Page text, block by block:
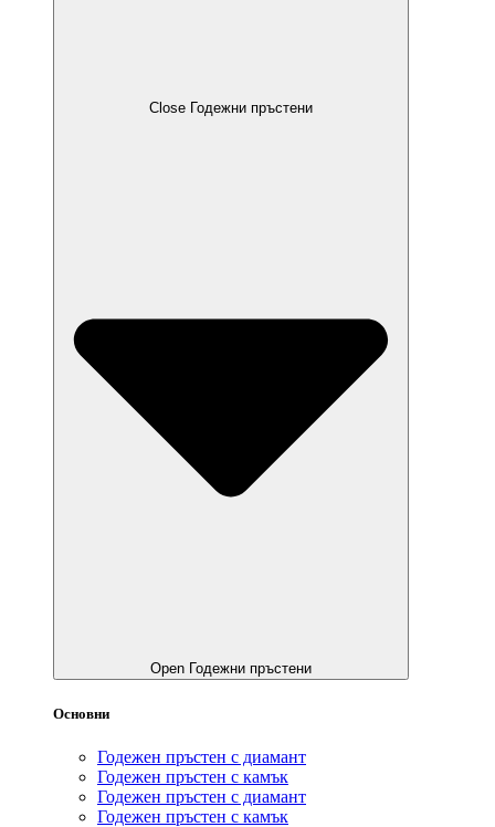
Close Годежни пръстени
Open Годежни пръстени
Основни
Годежен пръстен с диамант
Годежен пръстен с камък
Годежен пръстен с диамант
Годежен пръстен с камък